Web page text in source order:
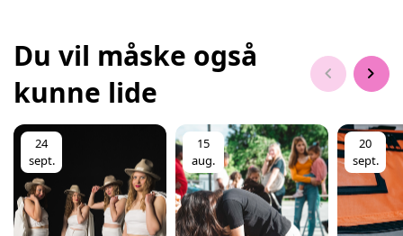
Du vil måske også
kunne lide
chevron_left chevron_right
24
sept.
15
aug.
20
sept.